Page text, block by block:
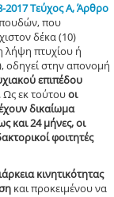
2017 Τεύχος Α, Άρθρο
που
δέκα (10)
λήψη πτυχίου ή
στην απονομή
επιπέδου
Ως εκ τούτουοι
δικαίωμα
και 24 μήνες, οι
φοιτητές
κινητικότητας
και προκειμένου να